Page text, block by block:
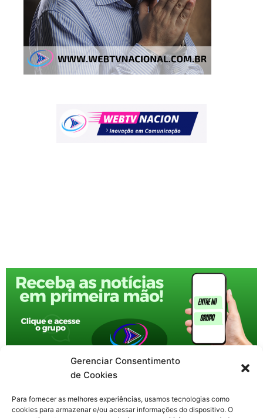
Gerenciar Consentimento
de Cookies
Para fornecer as melhores experiências, usamos tecnologias como
cookies para armazenar e/ou acessar informações do dispositivo. O